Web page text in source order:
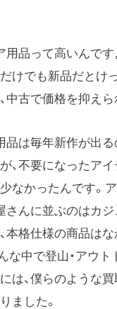
用品って高いんです
けでも新品だとけ
中古で価格を抑えら
品は毎年新作が出
、不要になったア
なかったんです。
さんに並ぶのはカ
本格仕様の商品は
な中で登山・アウ
は、僕らのような買
ました。